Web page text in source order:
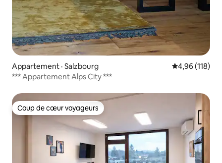
Appartement · Salzbourg Note
4,96 (118)
*** Appartement Alps City ***
Coup de cœur voyageurs
Coup de cœur voyageurs